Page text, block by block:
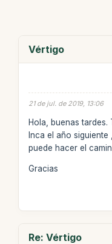
Vértigo
21 de jul. de 2019, 13:06
Hola, buenas
Inca el año
puede hacer el
Gracias
Re: Vértigo